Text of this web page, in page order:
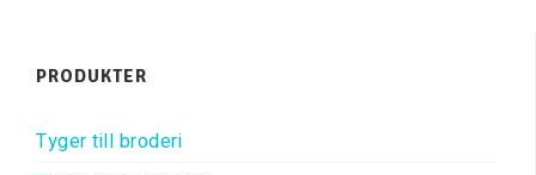
PRODUKTER
Tyger till broderi